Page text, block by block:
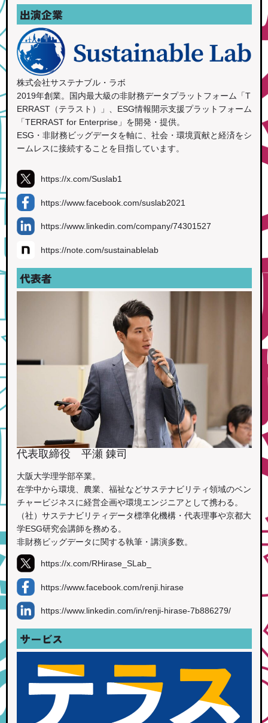
出演企業
株式会社サステナブル・ラボ
2019年創業。国内最大級の非財務データプラットフォーム「T
ERRAST（テラスト）」、ESG情報開示支援プラットフォーム
「TERRAST for Enterprise」を開発・提供。
ESG・非財務ビッグデータを軸に、社会・環境貢献と経済をシ
ームレスに接続することを目指しています。
https://x.com/Suslab1
https://www.facebook.com/suslab2021
https://www.linkedin.com/company/74301527
https://note.com/sustainablelab
代表者
代表取締役 平瀬 錬司
大阪大学理学部卒業。
在学中から環境、農業、福祉などサステナビリティ領域のベン
チャービジネスに経営企画や環境エンジニアとして携わる。
（社）サステナビリティデータ標準化機構・代表理事や京都大
学ESG研究会講師を務める。
非財務ビッグデータに関する執筆・講演多数。
https://x.com/RHirase_SLab_
https://www.facebook.com/renji.hirase
https://www.linkedin.com/in/renji-hirase-7b886279/
サービス